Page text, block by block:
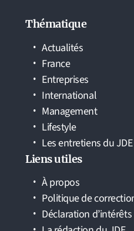
Thématique
Actualités
France
Entreprises
International
Management
Lifestyle
Les entretiens du JDE
Liens utiles
À propos
Politique de
Déclaration d’intérêts